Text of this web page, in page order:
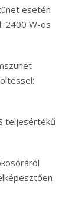
esetén
2400 W-os
teljesértékű